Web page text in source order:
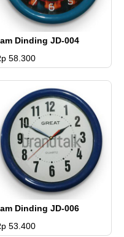
Dinding JD-004
58.300
Dinding JD-006
53.400